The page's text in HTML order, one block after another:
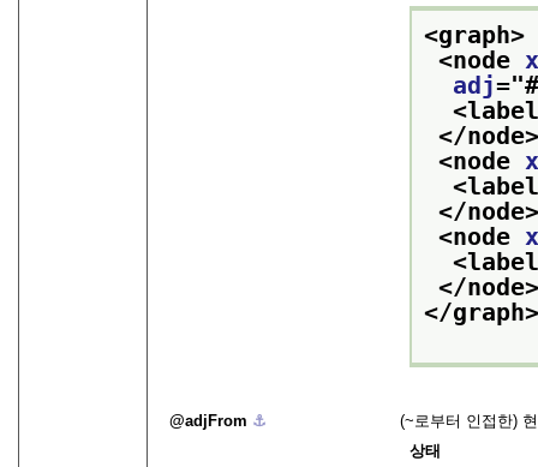
<graph>
<node
adj="
</node>
<node
</node>
<node
</node>
</graph>
adjFrom ⚓︎
(~로부터 인접한)
상태